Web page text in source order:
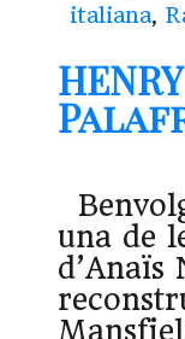
italiana,
una de